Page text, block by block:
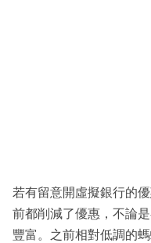
閱
專
區
若有留意開虛擬銀行的
前都削減了優惠，不論
豐富。之前相對低調的